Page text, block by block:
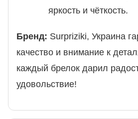
яркость и чёткость.
Бренд: Surpriziki, Украина
качество и внимание к
каждый брелок дарил
удовольствие!